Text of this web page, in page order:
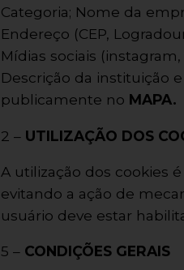
Categoria; Nome da
Endereço (CEP,
Mídias sociais
Descrição da instituição
publicamente no MAPA.
2 – UTILIZAÇÃO DOS
A utilização dos cookies
evitando a ação de
usuário deve estar
5 – CONDIÇÕES GERAIS